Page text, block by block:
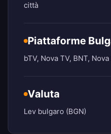
città
Piattaforme
bTV, Nova TV, BNT,
Valuta
Lev bulgaro (BGN)